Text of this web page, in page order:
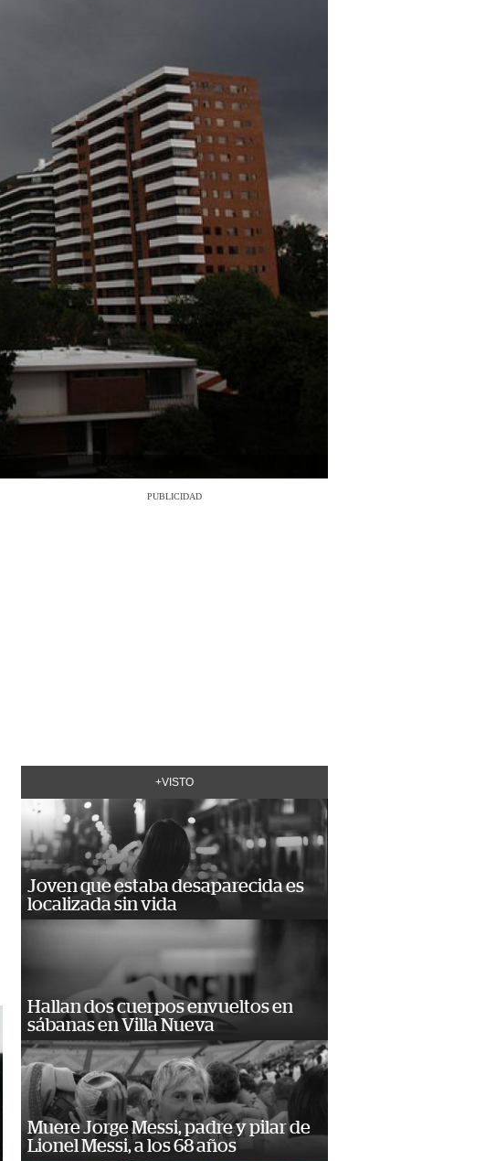
PUBLICIDAD
+VISTO
Joven que estaba desaparecida es
localizada sin vida
Hallan dos cuerpos envueltos en
sábanas en Villa Nueva
Muere Jorge Messi, padre y pilar de
Lionel Messi, a los 68 años